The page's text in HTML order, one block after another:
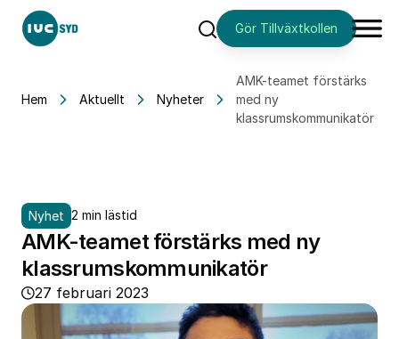
SökGör Tillväxtkollen
Hem Aktuellt Nyheter
AMK-teamet förstärks
med ny
klassrumskommunikatör
Nyhet 2 min lästid
AMK-teamet förstärks med ny
klassrumskommunikatör
27 februari 2023